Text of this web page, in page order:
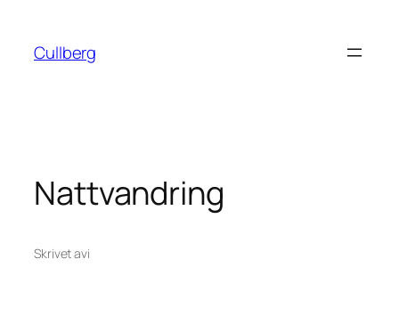
innehåll
Cullberg
Nattvandring
Skrivet avi